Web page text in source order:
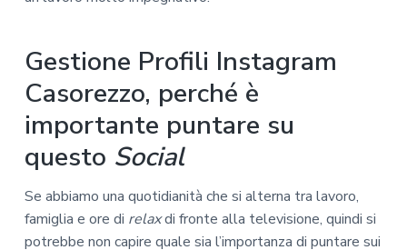
Gestione Profili Instagram
Casorezzo, perché è
importante puntare su
questo Social
Se abbiamo una quotidianità che si alterna tra lavoro,
famiglia e ore di relaxdi fronte alla televisione, quindi si
potrebbe non capire quale sia l’importanza di puntare sui